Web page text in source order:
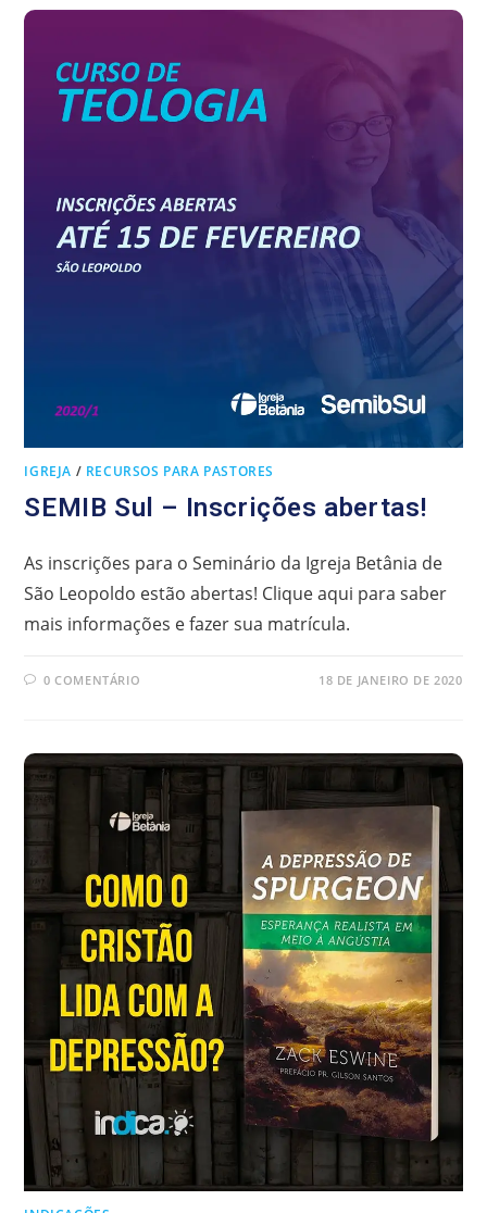
IGREJA / RECURSOS PARA PASTORES
SEMIB Sul – Inscrições abertas!
As inscrições para o Seminário da Igreja Betânia de
São Leopoldo estão abertas! Clique aqui para saber
mais informações e fazer sua matrícula.
0 COMENTÁRIO 18 DE JANEIRO DE 2020